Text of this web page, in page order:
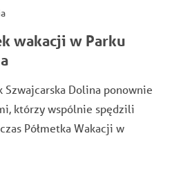
wakacji w Parku
Szwajcarska Dolina ponownie
którzy wspólnie spędzili
Półmetka Wakacji w